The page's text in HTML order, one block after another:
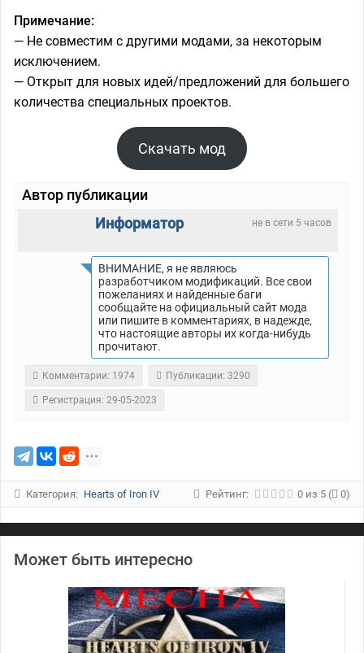
Примечание:
— Не совместим с другими модами, за некоторым
исключением.
— Открыт для новых идей/предложений для большего
количества специальных проектов.
Скачать мод
Автор публикации
не в сети 5 часов
Информатор
ВНИМАНИЕ, я не являюсь
разработчиком модификаций. Все свои
пожеланиях и найденные баги
сообщайте на официальный сайт мода
или пишите в комментариях, в надежде,
что настоящие авторы их когда-нибудь
прочитают.
Комментарии: 1974 Публикации: 3290
Регистрация: 29-05-2023
Категория: Hearts of Iron IV Рейтинг: 0 из 5 ( 0)
Может быть интересно